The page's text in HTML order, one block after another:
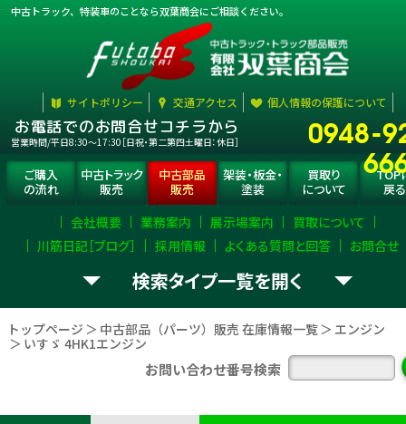
中古トラック、特装車のことなら双葉商会にご相談ください。
サイトポリシー 交通アクセス 個人情報の保護について
お電話でのお問合せコチラから
営業時間/平日8:30〜17:30［日祝・第二第四土曜日：休日］ 0948-
ご購入
の流れ
中古トラック
販売
中古部品
販売
架装・板金・
塗装
買取り
について
TOP
戻る
会社概要 業務案内 展示場案内
買取について
川筋日記［ブログ］
採用情報 よくある質問と回答 お問合せ
お探し トラック部品（パーツ）を選択 して下さい。
エンジン
キャビン 電装 内装
検索タイプ一覧
トップページ 中古部品（パーツ）販売 在庫情報一覧
エンジン
いすゞ 4HK1エンジン
お問い合わせ番号検索